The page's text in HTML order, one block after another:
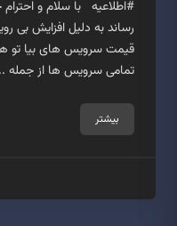
#اطلاعیه با سلام و
رساند به دلیل افزایش بی
قیمت سرویس های بیا
تمامی سرویس ها از جمله
بیشتر